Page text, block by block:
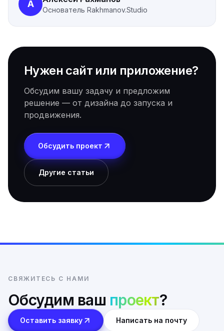
А
Основатель Rakhmanov.Studio
Нужен сайт или приложение?
Обсудим вашу задачу и предложим
решение — от дизайна до запуска и
продвижения.
Обсудить проект
Другие статьи
СВЯЖИТЕСЬ С НАМИ
Обсудим ваш проект?
Оставить заявку Написать на почту